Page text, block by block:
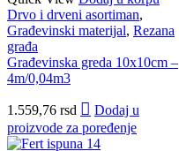
Drvo i drveni asortiman,
Građevinski materijal, Rezana
građa
Građevinska greda 10x10cm –
4m/0,04m3
1.559,76 rsd
Dodaj u
proizvode za poređenje